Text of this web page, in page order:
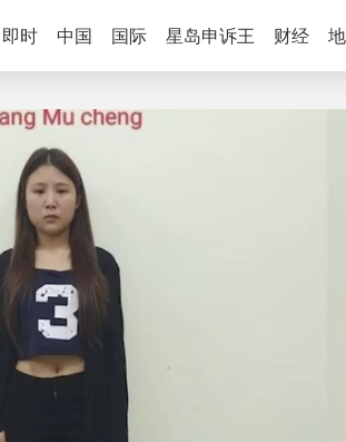
即时 中国 国际 星岛申诉王 财经